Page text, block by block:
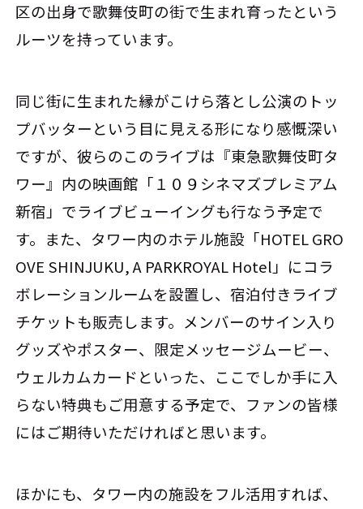
区の出身で歌舞伎町の街で生まれ育ったという
ルーツを持っています。
同じ街に生まれた縁がこけら落とし公演のトッ
プバッターという目に見える形になり感慨深い
ですが、彼らのこのライブは『東急歌舞伎町タ
ワー』内の映画館「１０９シネマズプレミアム
新宿」でライブビューイングも行なう予定で
す。また、タワー内のホテル施設「HOTEL GRO
OVE SHINJUKU, A PARKROYAL Hotel」にコラ
ボレーションルームを設置し、宿泊付きライブ
チケットも販売します。メンバーのサイン入り
グッズやポスター、限定メッセージムービー、
ウェルカムカードといった、ここでしか手に入
らない特典もご用意する予定で、ファンの皆様
にはご期待いただければと思います。
ほかにも、タワー内の施設をフル活用すれば、